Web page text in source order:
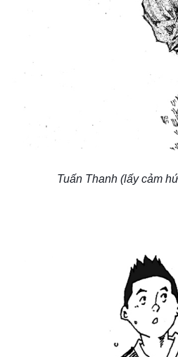
Tuấn Thanh (lấy cảm